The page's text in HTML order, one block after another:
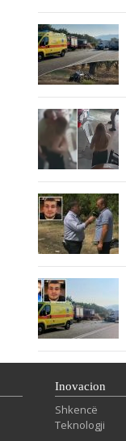
Inovacion
Shkencë
Teknologji